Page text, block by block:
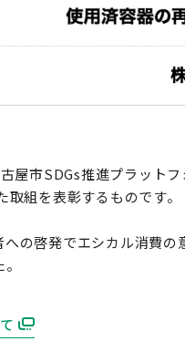
屋市SDGs推進プラット
組を表彰するものです。
の啓発でエシカル消費